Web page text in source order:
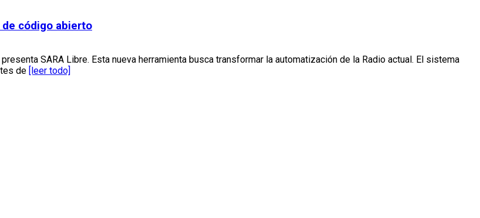
de código abierto
SARA Libre. Esta nueva herramienta busca transformar la automatización de la Radio actual. El sistema
de
[leer todo]